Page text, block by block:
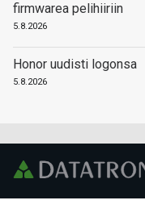
firmwarea pelihiiriin
5.8.2026
Honor uudisti logonsa
5.8.2026